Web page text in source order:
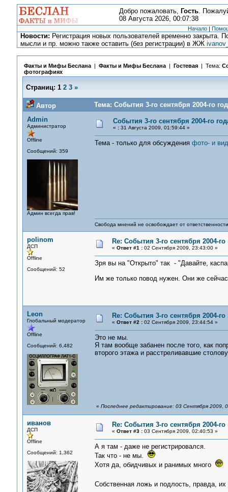
Добро пожаловать, Гость.
08 Августа 2026, 00:07:38
Начало |
Новости: Регистрация новых пользователей временно закрыта.
мысли и пр. можно также оставить (без регистрации) в ЖЖ
Факты и Мифы Беслана| Факты и Мифы Беслана| Гостевая | Тема:
фотографиях
Страниц: 1 2 3 »
Автор
Тема: События 3-го сентября 2004-го
Admin
Администратор
Offline
Сообщений: 359
Админ всегда прав!
События 3-го сентября 2004-го
« :31 Августа 2009, 01:59:44 »
Тема - только для обсуждения фото- и
Свобода мнений не освобождает от
polinom
ДСП
Offline
Сообщений: 52
Re: События 3-го сентября 2004-
« Ответ #1 :02 Сентября 2009, 23:43:00 »
Зря вы на "Открыто" так - "Давайте,
Им же только повод нужен. Они же
Leon
Глобальный модератор
Offline
Сообщений: 6,482
Re: События 3-го сентября 2004-
« Ответ #2 :02 Сентября 2009, 23:44:54 »
Это не мы.
Я там вообще забанен после того, как
второго этажа и расстреливавшие
« Последнее редактирование: 03 Сентября 2009,
иванов
ДСП
Offline
Сообщений: 1,362
Re: События 3-го сентября 2004-
« Ответ #3 :03 Сентября 2009, 02:40:53 »
А я там - даже не регистрировался.
Так что - не мы.
Хотя да, обидчивых и ранимых много
Собственная ложь и подлость, правда,